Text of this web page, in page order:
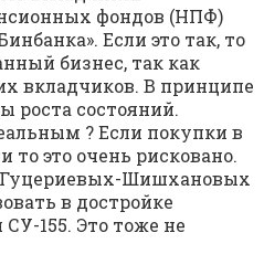
фондов (НПФ)
Если это так, то
бизнес, так как
вкладчиков. В принципе
роста состояний.
? Если покупки в
то это очень рисковано.
Гуцериевых-Шишхановых
в достройке
155. Это тоже не